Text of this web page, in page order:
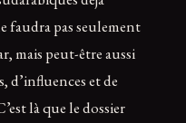
faudra pas seulement
mais peut-être aussi
d’influences et de
là que le dossier